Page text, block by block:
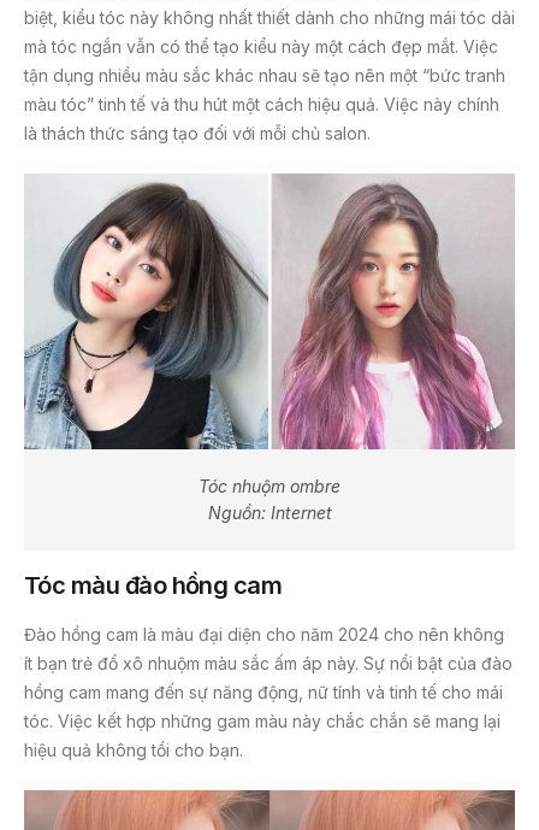
biệt, kiểu tóc này không nhất thiết dành cho những mái tóc dài
mà tóc ngắn vẫn có thể tạo kiểu này một cách đẹp mắt. Việc
tận dụng nhiều màu sắc khác nhau sẽ tạo nên một “bức tranh
màu tóc” tinh tế và thu hút một cách hiệu quả. Việc này chính
là thách thức sáng tạo đối với mỗi chủ salon.
Tóc nhuộm ombre
Nguồn: Internet
Tóc màu đào hồng cam
Đào hồng cam là màu đại diện cho năm 2024 cho nên không
ít bạn trẻ đổ xô nhuộm màu sắc ấm áp này. Sự nổi bật của đào
hồng cam mang đến sự năng động, nữ tính và tinh tế cho mái
tóc. Việc kết hợp những gam màu này chắc chắn sẽ mang lại
hiệu quả không tồi cho bạn.